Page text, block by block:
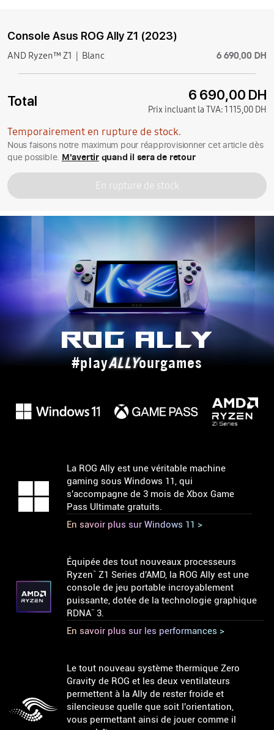
Console Asus ROG Ally Z1 (2023)
AND Ryzen™ Z1 Blanc 6 690,00 DH
Total 6 690,00 DH
Prix incluant la TVA:1 115,00 DH
Temporairement en rupture de stock.
Nous faisons notre maximum pour réapprovisionner cet article dès
que possible. M'avertirquand il sera de retour
En rupture de stock